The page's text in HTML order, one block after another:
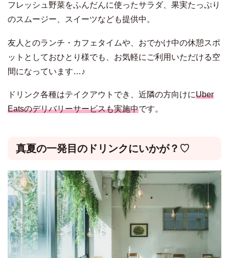
フレッシュ野菜をふんだんに使ったサラダ、果実たっぷり
のスムージー、スイーツなども提供中。
友人とのランチ・カフェタイムや、おでかけ中の休憩スポ
ットとしておひとり様でも、お気軽にご利用いただける空
間になっています…♪
ドリンク各種はテイクアウトでき、近隣の方向けにUber
Eatsのデリバリーサービスも実施中です。
真夏の一発目のドリンクにいかが？♡